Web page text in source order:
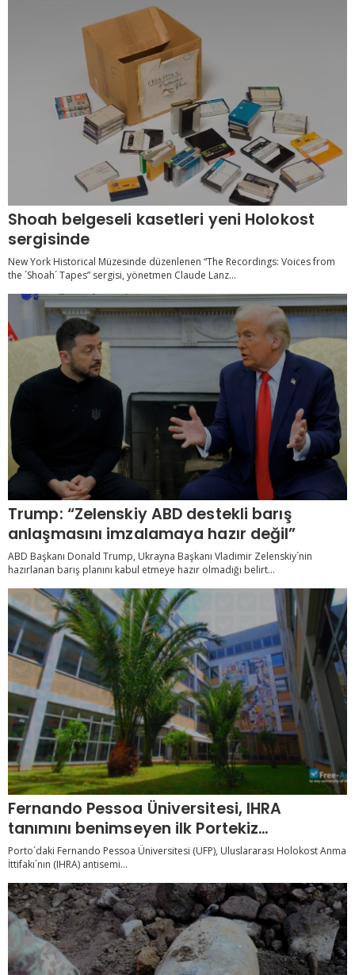
Shoah belgeseli kasetleri yeni Holokost
sergisinde
New York Historical Müzesinde düzenlenen “The Recordings: Voices from
the ´Shoah´ Tapes” sergisi, yönetmen Claude Lanz...
Trump: “Zelenskiy ABD destekli barış
anlaşmasını imzalamaya hazır değil”
ABD Başkanı Donald Trump, Ukrayna Başkanı Vladimir Zelenskiy´nin
hazırlanan barış planını kabul etmeye hazır olmadığı belirt...
Fernando Pessoa Üniversitesi, IHRA
tanımını benimseyen ilk Portekiz
üniversitesi
Porto´daki Fernando Pessoa Üniversitesi (UFP), Uluslararası Holokost Anma
İttifakı´nın (IHRA) antisemi...